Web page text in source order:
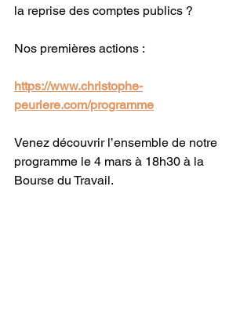
la reprise des comptes publics ?
Nos premières actions :
https://www.christophe-
peuriere.com/programme
Venez découvrir l’ensemble de notre
programme le 4 mars à 18h30 à la
Bourse du Travail.